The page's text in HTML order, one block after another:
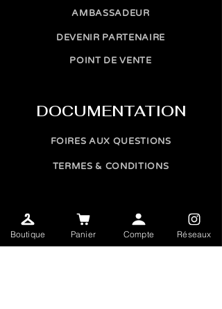
AMBASSADEUR
DEVENIR PARTENAIRE
POINT DE VENTE
DOCUMENTATION
FOIRES AUX QUESTIONS
TERMES & CONDITIONS
INFOLETTRE
Boutique Panier Compte Réseaux